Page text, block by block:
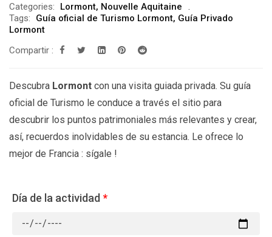
Categories: Lormont, Nouvelle Aquitaine
Tags:
Guía oficial de Turismo Lormont, Guía Privado
Lormont
Compartir :
Descubra Lormont con una visita guiada privada. Su guía
oficial de Turismo le conduce a través el sitio para
descubrir los puntos patrimoniales más relevantes y crear,
así, recuerdos inolvidables de su estancia. Le ofrece lo
mejor de Francia : sígale !
Día de la actividad *